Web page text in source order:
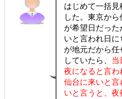
はじめて一括見
した。東京か
が希望日だっ
いと言われ日に
が地元だから
していたら、 当
夜になると言わ
仙台に来いと言
いと言うと、